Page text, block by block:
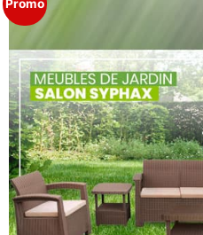
Promo